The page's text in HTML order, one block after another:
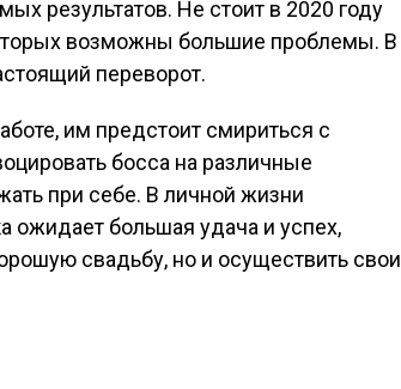
результатов. Не стоит в 2020 году
возможны большие проблемы. В
переворот.
им предстоит смириться с
босса на различные
при себе. В личной жизни
ожидает большая удача и успех,
свадьбу, но и осуществить свои